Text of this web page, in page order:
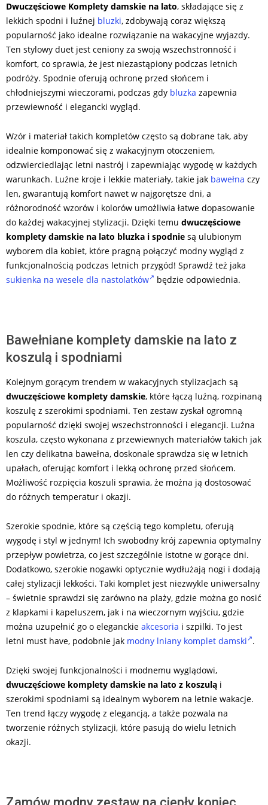
Dwuczęściowe Komplety damskie na lato, składające się z
lekkich spodni i luźnej bluzki, zdobywają coraz większą
popularność jako idealne rozwiązanie na wakacyjne wyjazdy.
Ten stylowy duet jest ceniony za swoją wszechstronność i
komfort, co sprawia, że jest niezastąpiony podczas letnich
podróży. Spodnie oferują ochronę przed słońcem i
chłodniejszymi wieczorami, podczas gdy bluzka zapewnia
przewiewność i elegancki wygląd.
Wzór i materiał takich kompletów często są dobrane tak, aby
idealnie komponować się z wakacyjnym otoczeniem,
odzwierciedlając letni nastrój i zapewniając wygodę w każdych
warunkach. Luźne kroje i lekkie materiały, takie jak bawełna czy
len, gwarantują komfort nawet w najgorętsze dni, a
różnorodność wzorów i kolorów umożliwia łatwe dopasowanie
do każdej wakacyjnej stylizacji. Dzięki temu dwuczęściowe
komplety damskie na lato bluzka i spodnie są ulubionym
wyborem dla kobiet, które pragną połączyć modny wygląd z
funkcjonalnością podczas letnich przygód! Sprawdź też jaka
sukienka na wesele dla nastolatków
będzie odpowiednia.
Bawełniane komplety damskie na lato z
koszulą i spodniami
Kolejnym gorącym trendem w wakacyjnych stylizacjach są
dwuczęściowe komplety damskie, które łączą luźną, rozpinaną
koszulę z szerokimi spodniami. Ten zestaw zyskał ogromną
popularność dzięki swojej wszechstronności i elegancji. Luźna
koszula, często wykonana z przewiewnych materiałów takich jak
len czy delikatna bawełna, doskonale sprawdza się w letnich
upałach, oferując komfort i lekką ochronę przed słońcem.
Możliwość rozpięcia koszuli sprawia, że można ją dostosować
do różnych temperatur i okazji.
Szerokie spodnie, które są częścią tego kompletu, oferują
wygodę i styl w jednym! Ich swobodny krój zapewnia optymalny
przepływ powietrza, co jest szczególnie istotne w gorące dni.
Dodatkowo, szerokie nogawki optycznie wydłużają nogi i dodają
całej stylizacji lekkości. Taki komplet jest niezwykle uniwersalny
– świetnie sprawdzi się zarówno na plaży, gdzie można go nosić
z klapkami i kapeluszem, jak i na wieczornym wyjściu, gdzie
można uzupełnić go o eleganckie akcesoria i szpilki. To jest
letni must have, podobnie jak modny lniany komplet damski .
Dzięki swojej funkcjonalności i modnemu wyglądowi,
dwuczęściowe komplety damskie na lato z koszulą i
szerokimi spodniami są idealnym wyborem na letnie wakacje.
Ten trend łączy wygodę z elegancją, a także pozwala na
tworzenie różnych stylizacji, które pasują do wielu letnich
okazji.